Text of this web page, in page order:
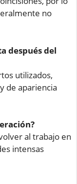
no
después del
utilizados,
de apariencia
al trabajo en
intensas